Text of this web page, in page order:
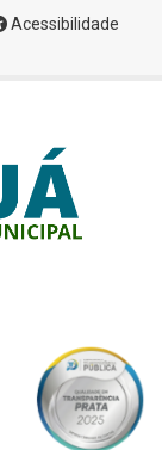
Acessibilidade